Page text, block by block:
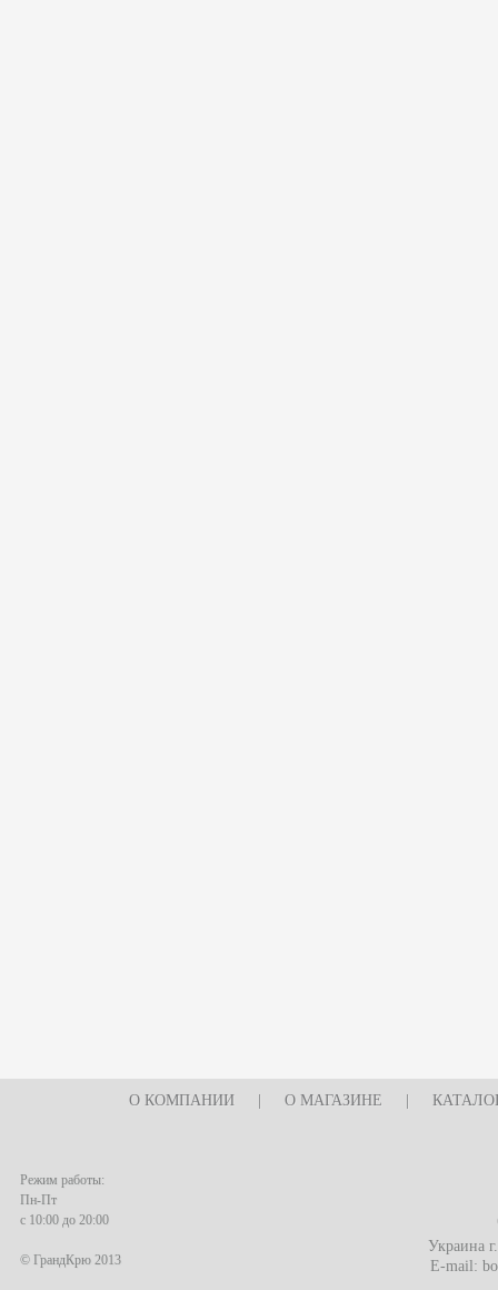
О КОМПАНИИ О МАГАЗИНЕ
Режим работы:
Пн-Пт
с 10:00 до 20:00
© ГрандКрю 2013
Украина
E-mail: